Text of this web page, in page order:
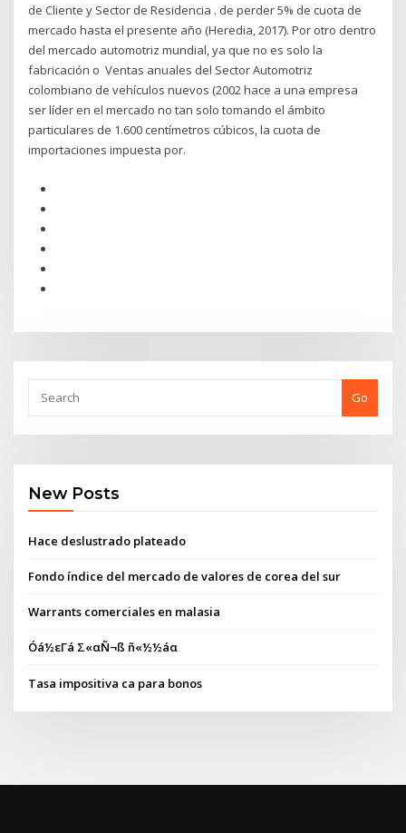
de Cliente y Sector de Residencia . de perder 5% de cuota de
mercado hasta el presente año (Heredia, 2017). Por otro dentro
del mercado automotriz mundial, ya que no es solo la
fabricación o Ventas anuales del Sector Automotriz
colombiano de vehículos nuevos (2002 hace a una empresa
ser líder en el mercado no tan solo tomando el ámbito
particulares de 1.600 centímetros cúbicos, la cuota de
importaciones impuesta por.
Go
New Posts
Hace deslustrado plateado
Fondo índice del mercado de valores de corea del sur
Warrants comerciales en malasia
Óá½εΓá Σ«αÑ¬ß ñ«½½áα
Tasa impositiva ca para bonos